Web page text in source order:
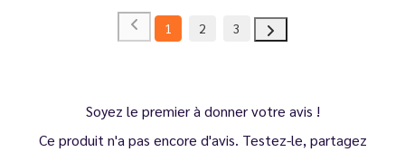
1 2 3
Soyez le premier à donner votre avis !
Ce produit n'a pas encore d'avis. Testez-le, partagez